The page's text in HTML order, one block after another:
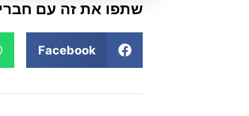
שתפו את זה עם
Facebook